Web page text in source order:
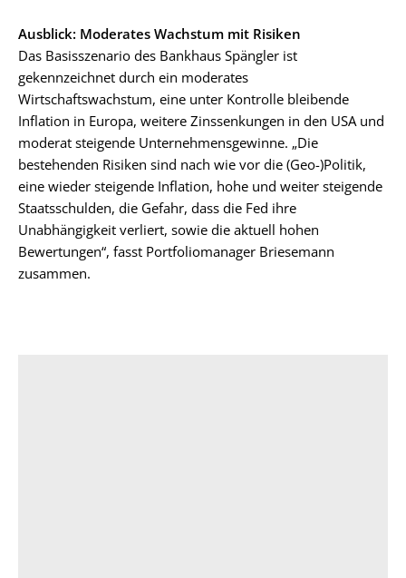
Ausblick: Moderates Wachstum mit Risiken
Das Basisszenario des Bankhaus Spängler ist
gekennzeichnet durch ein moderates
Wirtschaftswachstum, eine unter Kontrolle bleibende
Inflation in Europa, weitere Zinssenkungen in den USA und
moderat steigende Unternehmensgewinne. „Die
bestehenden Risiken sind nach wie vor die (Geo-)Politik,
eine wieder steigende Inflation, hohe und weiter steigende
Staatsschulden, die Gefahr, dass die Fed ihre
Unabhängigkeit verliert, sowie die aktuell hohen
Bewertungen“, fasst Portfoliomanager Briesemann
zusammen.